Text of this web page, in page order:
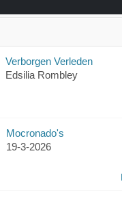
Verborgen Verleden
Edsilia Rombley
Mocronado's
19-3-2026